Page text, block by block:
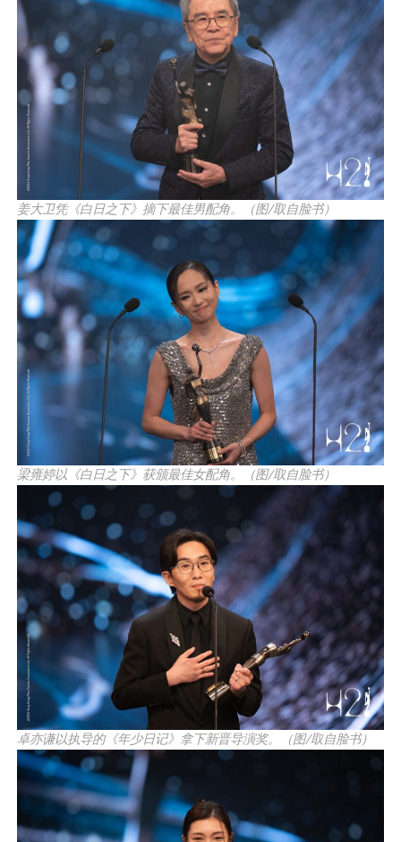
姜大卫凭《白日之下》摘下最佳男配角。（图/取自脸书）
梁雍婷以《白日之下》获颁最佳女配角。（图/取自脸书）
卓亦谦以执导的《年少日记》拿下新晋导演奖。（图/取自脸书）